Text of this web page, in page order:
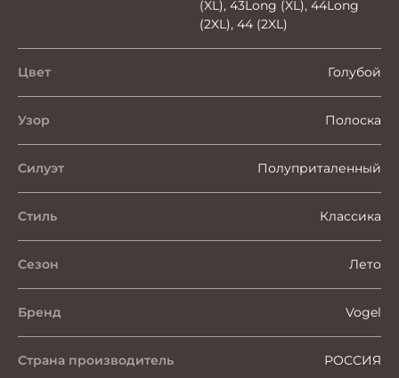
(XL), 43Long (XL), 44Long
(2XL), 44 (2XL)
Цвет Голубой
Узор Полоска
Силуэт Полуприталенный
Стиль Классика
Сезон Лето
Бренд Vogel
Страна производитель РОССИЯ